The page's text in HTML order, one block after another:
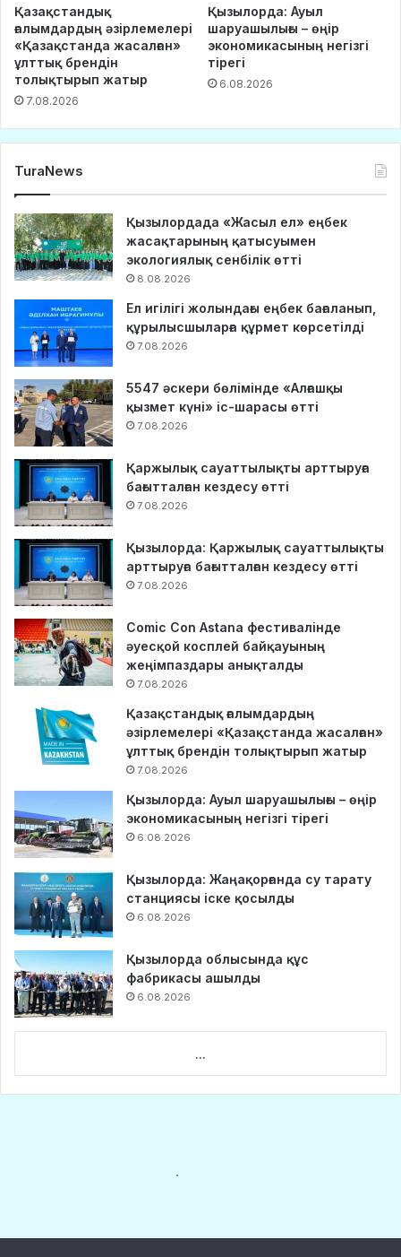
Қазақстандық
ғалымдардың әзірлемелері
«Қазақстанда жасалған»
ұлттық брендін
толықтырып жатыр
7.08.2026
Қызылорда: Ауыл
шаруашылығы – өңір
экономикасының негізгі
тірегі
6.08.2026
TuraNews
Қызылордада «Жасыл ел» еңбек
жасақтарының қатысуымен
экологиялық сенбілік өтті
8.08.2026
Ел игілігі жолындағы еңбек бағаланып,
құрылысшыларға құрмет көрсетілді
7.08.2026
5547 әскери бөлімінде «Алғашқы
қызмет күні» іс-шарасы өтті
7.08.2026
Қаржылық сауаттылықты арттыруға
бағытталған кездесу өтті
7.08.2026
Қызылорда: Қаржылық сауаттылықты
арттыруға бағытталған кездесу өтті
7.08.2026
Comic Con Astana фестивалінде
әуесқой косплей байқауының
жеңімпаздары анықталды
7.08.2026
Қазақстандық ғалымдардың
әзірлемелері «Қазақстанда жасалған»
ұлттық брендін толықтырып жатыр
7.08.2026
Қызылорда: Ауыл шаруашылығы – өңір
экономикасының негізгі тірегі
6.08.2026
Қызылорда: Жаңақорғанда су тарату
станциясы іске қосылды
6.08.2026
Қызылорда облысында құс
фабрикасы ашылды
6.08.2026
...